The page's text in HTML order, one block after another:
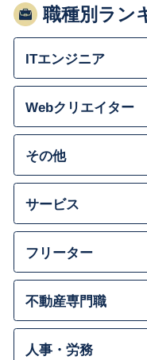
職種別ラン
ITエンジニア
Webクリエイター
その他
サービス
フリーター
不動産専門職
人事・労務